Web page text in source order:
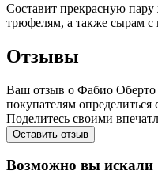
Составит прекрасную
трюфелям, а также сырам с
Отзывы
Ваш отзыв о Фабио
покупателям определиться
Поделитесь своими
Оставить отзыв
Возможно вы искали